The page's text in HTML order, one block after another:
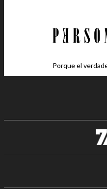
Porque el